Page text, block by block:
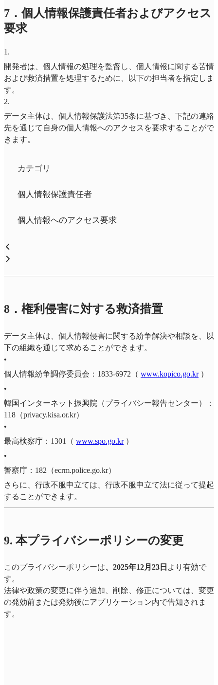
7．個人情報保護責任者およびアクセス
要求
1 .
開発者は、個人情報の処理を監督し、個人情報に関する苦情
および救済措置を処理するために、以下の担当者を指定しま
す。
2.
データ主体は、個人情報保護法第35条に基づき、下記の連絡
先を通じて自身の個人情報へのアクセスを要求することがで
きます。
カテゴリ
個人情報保護責任者
個人情報へのアクセス要求
8．権利侵害に対する救済措置
データ主体は、個人情報侵害に関する紛争解決や相談を、以
下の組織を通じて求めることができます。
•
個人情報紛争調停委員会：1833-6972（ www.kopico.go.kr）
•
韓国インターネット振興院（プライバシー報告センター）：
118（privacy.kisa.or.kr）
•
最高検察庁：1301（ www.spo.go.kr）
•
警察庁：182（ecrm.police.go.kr）
さらに、行政不服申立ては、行政不服申立て法に従って提起
することができます。
9. 本プライバシーポリシーの変更
このプライバシーポリシーは、2025年12月23日 より有効で
す。
法律や政策の変更に伴う追加、削除、修正については、変更
の発効前または発効後にアプリケーション内で告知されま
す。